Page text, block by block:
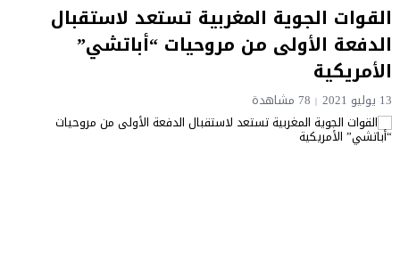
القوات الجوية المغربية تستعد لاستقبال
الدفعة الأولى من مروحيات “أباتشي”
الأمريكية
13 يوليو 2021 78 مشاهدة